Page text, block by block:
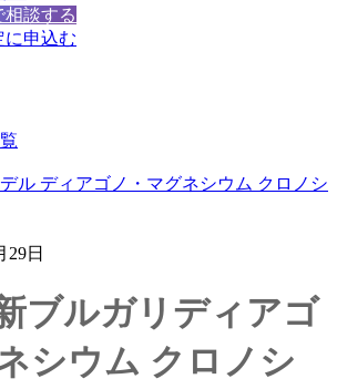
相談する
に申込む
ル ディアゴノ・マグネシウム クロノ
29日
ブルガリディアゴ
シウム クロノシ